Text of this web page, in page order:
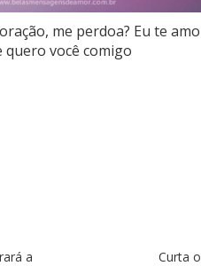
me perdoa? Eu te amo
quero você comigo
a Curta o